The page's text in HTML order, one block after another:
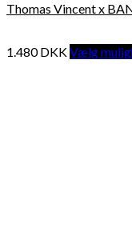
Thomas Vincent x
1.480DKKVælg